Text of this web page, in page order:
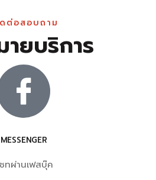
ต่อสอบถาม
ยบริการ
MESSENGER
ทผ่านเฟสบุ๊ค